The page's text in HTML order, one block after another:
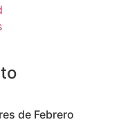
de Febrero